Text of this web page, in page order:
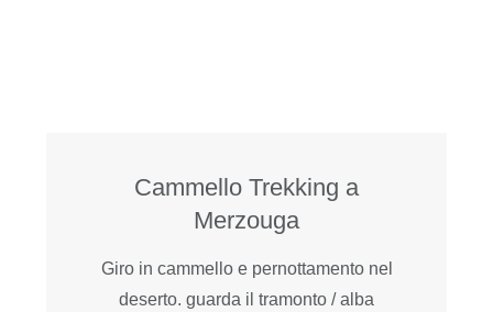
Cammello Trekking a
Merzouga
Giro in cammello e pernottamento nel
deserto. guarda il tramonto / alba